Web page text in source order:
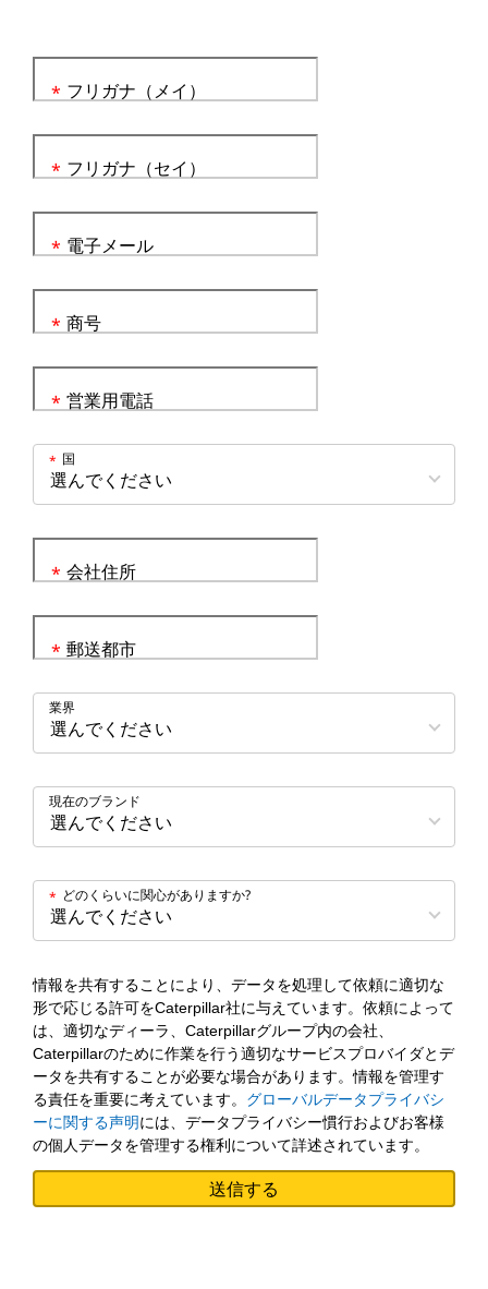
フリガナ（メイ）
*
フリガナ（セイ）
*
電子メール
*
商号
*
営業用電話
*
国
*
会社住所
*
郵送都市
*
業界
現在のブランド
どのくらいに関心がありますか?
*
情報を共有することにより、データを処理して依頼に適切な
形で応じる許可をCaterpillar社に与えています。依頼によって
は、適切なディーラ、Caterpillarグループ内の会社、
Caterpillarのために作業を行う適切なサービスプロバイダとデ
ータを共有することが必要な場合があります。情報を管理す
る責任を重要に考えています。 グローバルデータプライバシ
ーに関する声明には、データプライバシー慣行およびお客様
の個人データを管理する権利について詳述されています。